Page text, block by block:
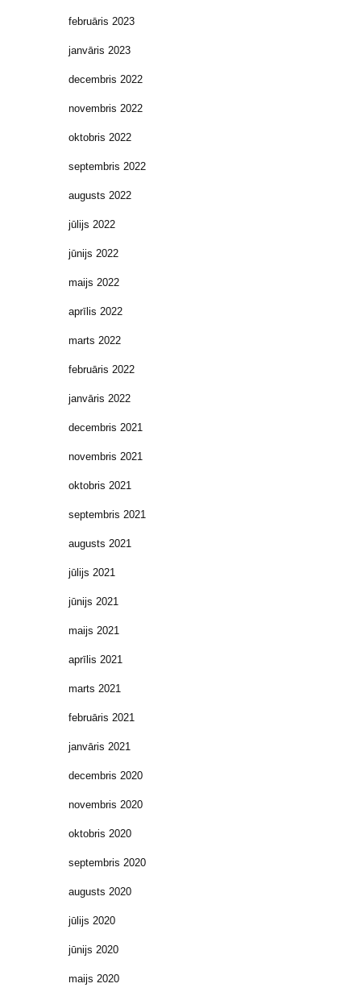
februāris 2023
janvāris 2023
decembris 2022
novembris 2022
oktobris 2022
septembris 2022
augusts 2022
jūlijs 2022
jūnijs 2022
maijs 2022
aprīlis 2022
marts 2022
februāris 2022
janvāris 2022
decembris 2021
novembris 2021
oktobris 2021
septembris 2021
augusts 2021
jūlijs 2021
jūnijs 2021
maijs 2021
aprīlis 2021
marts 2021
februāris 2021
janvāris 2021
decembris 2020
novembris 2020
oktobris 2020
septembris 2020
augusts 2020
jūlijs 2020
jūnijs 2020
maijs 2020